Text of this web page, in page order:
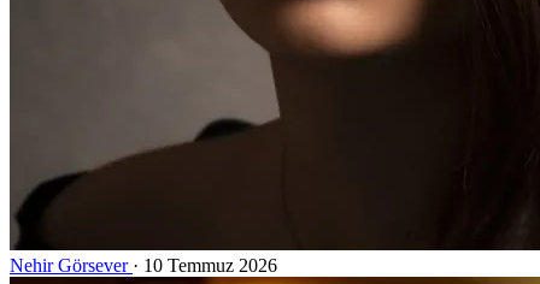
Nehir Görsever · 10 Temmuz 2026